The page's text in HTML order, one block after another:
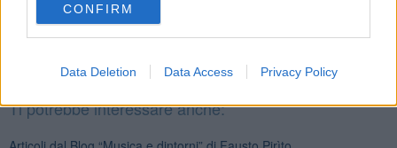
CONFIRM
Data Deletion Data Access Privacy Policy
Sinfonico Honolulu : ukulele orchestra - “Sympathy For The
Devil”
Ti potrebbe interessare anche: